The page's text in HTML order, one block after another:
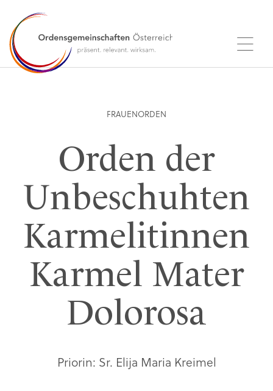
FRAUENORDEN
Orden der
Unbeschuhten
Karmelitinnen
Karmel Mater
Dolorosa
Priorin: Sr. Elija Maria Kreimel